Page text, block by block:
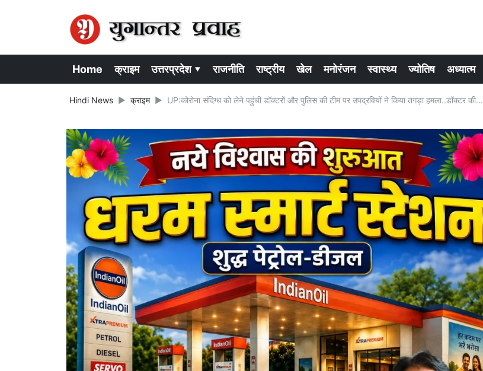
Home क्राइम उत्तरप्रदेश ▾ राजनीति राष्ट्रीय खेल मनोरंजन स्वास्थ्य ज्योतिष अध्यात्म
Hindi News क्राइम UP:कोरोना संदिग्ध को लेने पहुंची डॉक्टरों और पुलिस की टीम पर उपद्रवियों ने किया तगड़ा हमला..डॉक्टर की...